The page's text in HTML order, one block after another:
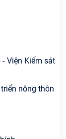
Viện Kiểm sát
nông thôn